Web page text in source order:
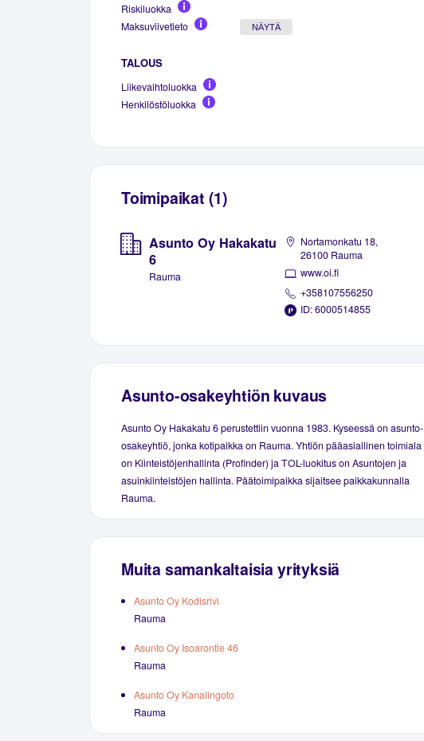
Riskiluokka
Maksuviivetieto
NÄYTÄ
TALOUS
Liikevaihtoluokka
Henkilöstöluokka
Toimipaikat (1)
Asunto Oy Hakakatu
6
Rauma
Nortamonkatu 18,
26100 Rauma
www.oi.fi
+358107556250
ID: 6000514855
Asunto-osakeyhtiön kuvaus
Asunto Oy Hakakatu 6 perustettiin vuonna 1983. Kyseessä on asunto-
osakeyhtiö, jonka kotipaikka on Rauma. Yhtiön pääasiallinen toimiala
on Kiinteistöjenhallinta (Profinder) ja TOL-luokitus on Asuntojen ja
asuinkiinteistöjen hallinta. Päätoimipaikka sijaitsee paikkakunnalla
Rauma.
Muita samankaltaisia yrityksiä
Asunto Oy Kodisrivi
Rauma
Asunto Oy Isoarontie 46
Rauma
Asunto Oy Kanalingoto
Rauma